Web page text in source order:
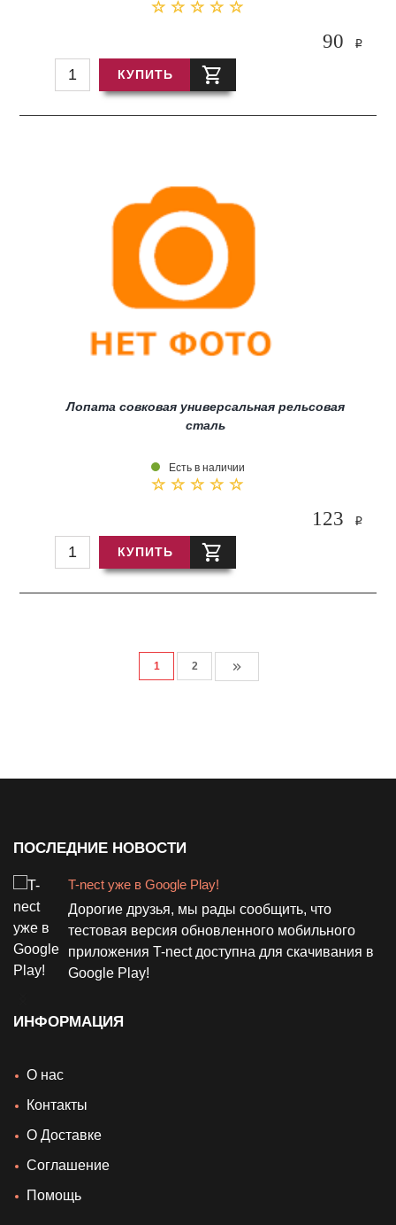
90 i
КУПИТЬ
Лопата совковая универсальная рельсовая
сталь
Есть в наличии
123 i
КУПИТЬ
1 2
ПОСЛЕДНИЕ НОВОСТИ
T-nect уже в Google Play!
Дорогие друзья, мы рады сообщить, что
тестовая версия обновленного мобильного
приложения T-nect доступна для скачивания в
Google Play!
ИНФОРМАЦИЯ
О нас
Контакты
О Доставке
Cоглашение
Помощь